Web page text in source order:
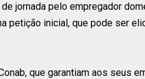
jornada pelo empregador
petição inicial, que pode ser
que garantiam aos seus